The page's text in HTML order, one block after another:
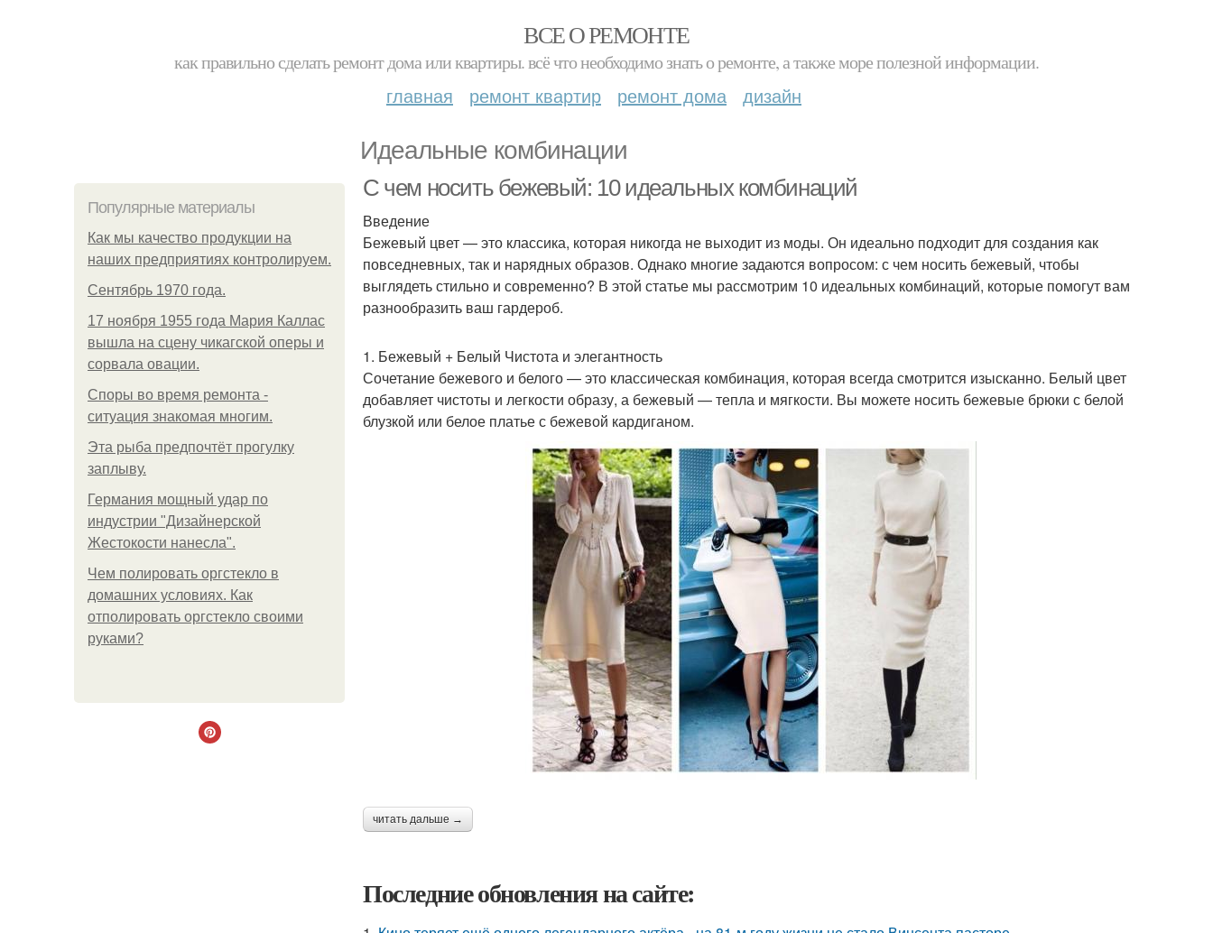
ВСЕ О РЕМОНТЕ
как правильно сделать ремонт дома или квартиры. всё что необходимо знать о ремонте, а также море полезной информации.
главная ремонт квартир ремонт дома дизайн
Идеальные комбинации
Популярные материалы
Как мы качество продукции на
наших предприятиях контролируем.
Сентябрь 1970 года.
17 ноября 1955 года Мария Каллас
вышла на сцену чикагской оперы и
сорвала овации.
Споры во время ремонта -
ситуация знакомая многим.
Эта рыба предпочтёт прогулку
заплыву.
Германия мощный удар по
индустрии "Дизайнерской
Жестокости нанесла".
Чем полировать оргстекло в
домашних условиях. Как
отполировать оргстекло своими
руками?
С чем носить бежевый: 10 идеальных комбинаций
Введение
Бежевый цвет — это классика, которая никогда не выходит из моды. Он идеально подходит для создания как
повседневных, так и нарядных образов. Однако многие задаются вопросом: с чем носить бежевый, чтобы
выглядеть стильно и современно? В этой статье мы рассмотрим 10 идеальных комбинаций, которые помогут вам
разнообразить ваш гардероб.
1. Бежевый + Белый Чистота и элегантность
Сочетание бежевого и белого — это классическая комбинация, которая всегда смотрится изысканно. Белый цвет
добавляет чистоты и легкости образу, а бежевый — тепла и мягкости. Вы можете носить бежевые брюки с белой
блузкой или белое платье с бежевой кардиганом.
читать дальше →
Последние обновления на сайте: